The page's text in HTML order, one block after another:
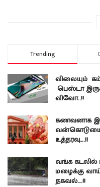
Trending
விலையும்
பெஸ்டா
விவோ..!!
கணவனாக
வன்கொடுமை
உத்தரவு….!!
வங்க கடலில்
மழைக்கு
தகவல்….!!